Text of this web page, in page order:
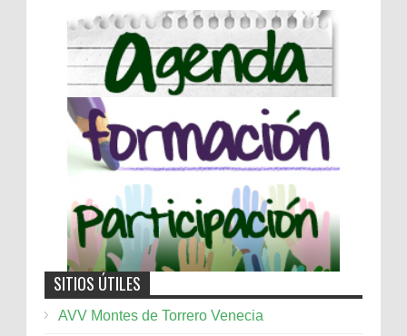
SITIOS ÚTILES
AVV Montes de Torrero Venecia